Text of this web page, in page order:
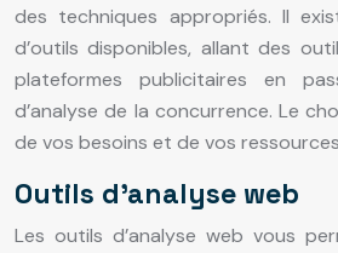
des techniques appropriés. Il
d’outils disponibles, allant des
plateformes publicitaires en
d’analyse de la concurrence. Le
de vos besoins et de vos
Outils d’analyse web
Les outils d’analyse web vous